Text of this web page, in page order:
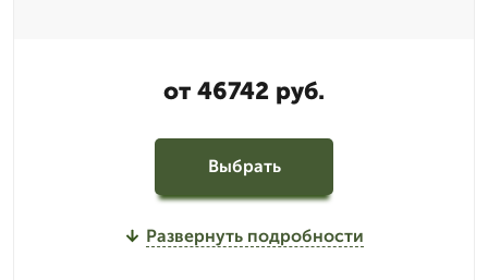
от 46742 руб.
Выбрать
Развернуть подробности